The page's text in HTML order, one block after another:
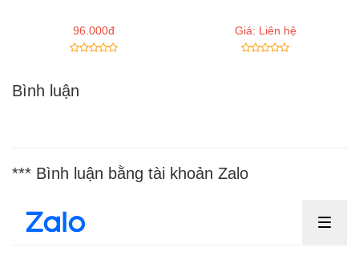
96.000đ Giá: Liên hệ
Bình luận
*** Bình luận bằng tài khoản Zalo